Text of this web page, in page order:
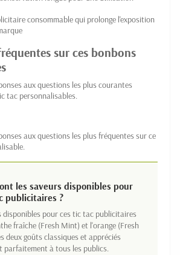
consommable qui prolonge l'exposition
sur ces bonbons
aux questions les plus courantes
tac personnalisables.
aux questions les plus fréquentes sur ce
les saveurs disponibles pour
publicitaires ?
disponibles pour ces tic tac publicitaires
fraîche (Fresh Mint) et l'orange (Fresh
deux goûts classiques et appréciés
parfaitement à tous les publics.